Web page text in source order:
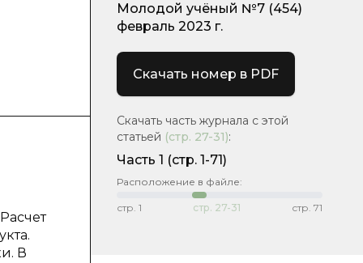
В
Молодой учёный №7 (454)
февраль 2023 г.
Скачать номер в PDF
Скачать часть журнала с этой
статьей (стр. 27-31):
Часть 1 (стр. 1-71)
Расположение в файле:
стр. 1 стр. 27-31 стр. 71